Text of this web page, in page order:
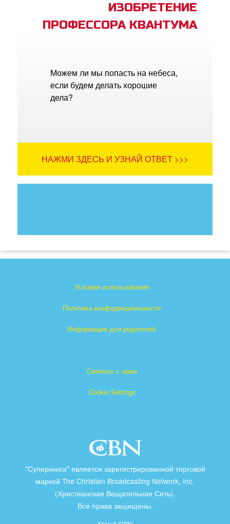
ИЗОБРЕТЕНИЕ
ПРОФЕССОРА КВАНТУМА
Можем ли мы попасть на небеса,
если будем делать хорошие
дела?
НАЖМИ ЗДЕСЬ И УЗНАЙ ОТВЕТ >>>
Условия использования
Политика конфиденциальности
Информация для родителей
Свяжись с нами
Cookie Settings
"Суперкнига" является зарегистрированной торговой
маркой The Christian Broadcasting Network, Inc.
(Христианская Вещательная Сеть).
Все права защищены.